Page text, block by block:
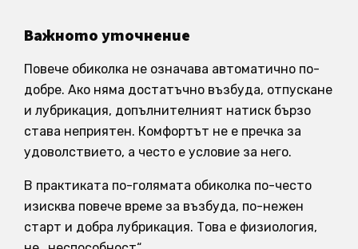
Важното уточнение
Повече обиколка не означава автоматично по-
добре. Ако няма достатъчно възбуда, отпускане
и лубрикация, допълнителният натиск бързо
става неприятен. Комфортът не е пречка за
удоволствието, а често е условие за него.
В практиката по-голямата обиколка по-често
изисква повече време за възбуда, по-нежен
старт и добра лубрикация. Това е физиология,